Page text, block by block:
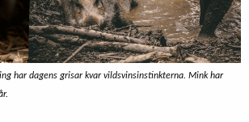
har dagens grisar kvar vildsvinsinstinkterna. Mink har